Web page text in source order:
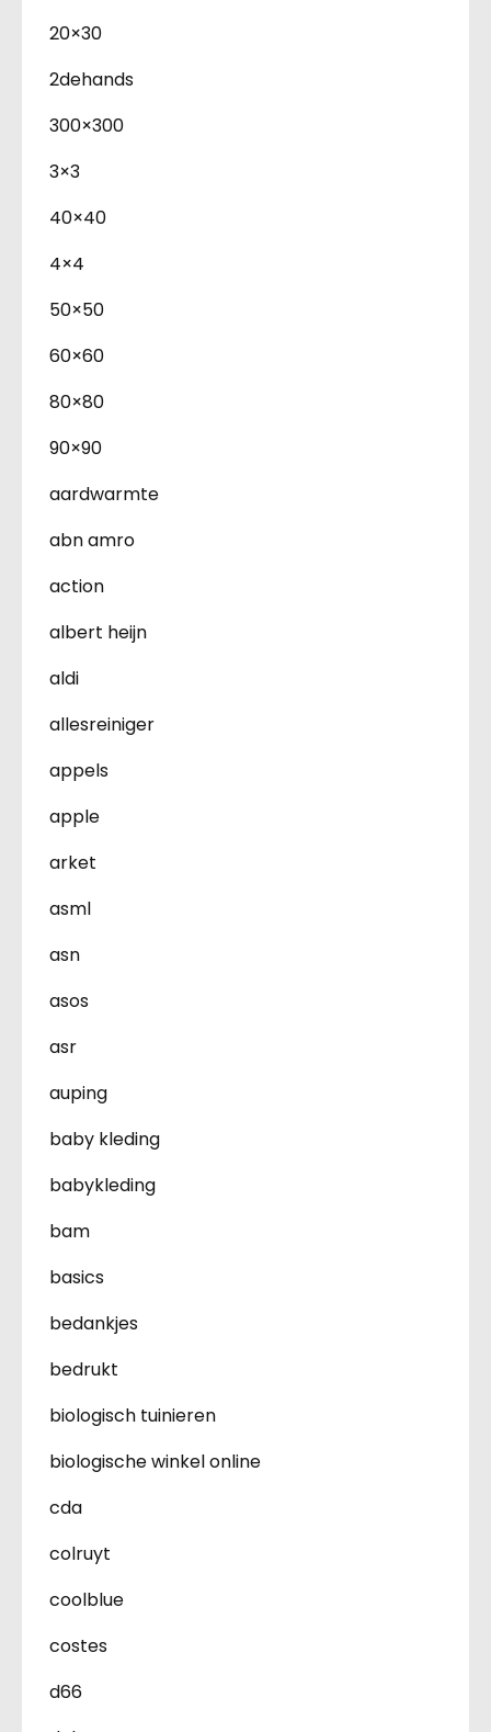
20×30
2dehands
300×300
3×3
40×40
4×4
50×50
60×60
80×80
90×90
aardwarmte
abn amro
action
albert heijn
aldi
allesreiniger
appels
apple
arket
asml
asn
asos
asr
auping
baby kleding
babykleding
bam
basics
bedankjes
bedrukt
biologisch tuinieren
biologische winkel online
cda
colruyt
coolblue
costes
d66